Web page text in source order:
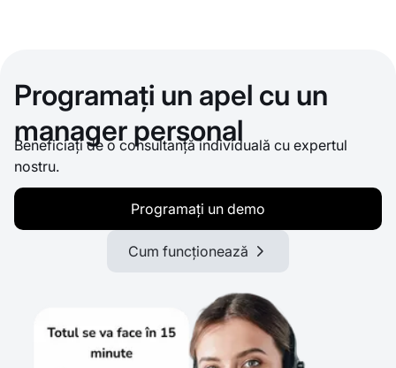
Programați un apel cu un
manager personal
Beneficiați de o consultanță individuală cu expertul
nostru.
Programați un demo
Cum funcționează